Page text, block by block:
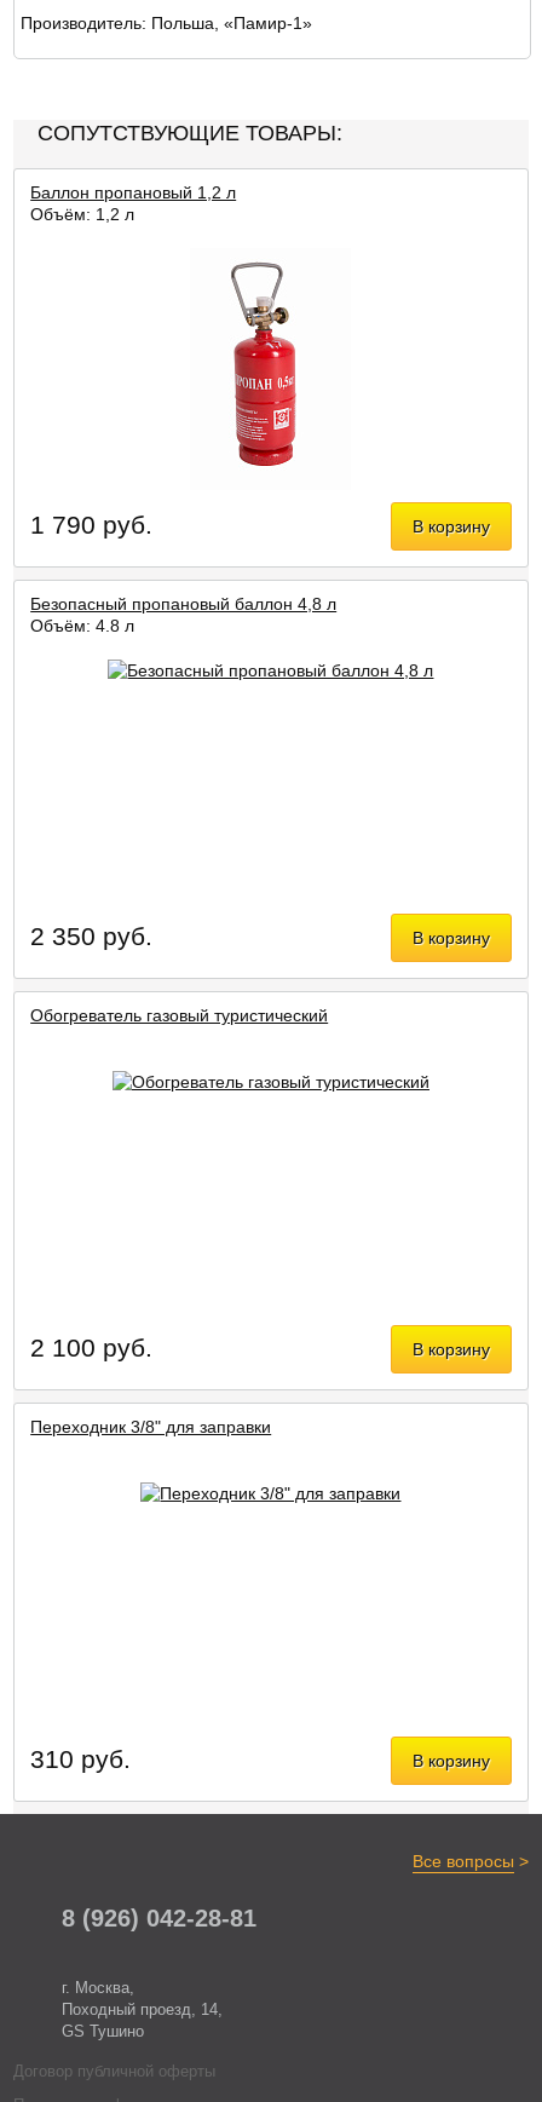
Производитель: Польша, «Памир-1»
СОПУТСТВУЮЩИЕ ТОВАРЫ:
Баллон пропановый 1,2 л
Объём: 1,2 л
В корзину
1 790 руб.
Безопасный пропановый баллон 4,8 л
Объём: 4.8 л
В корзину
2 350 руб.
Обогреватель газовый туристический
В корзину
2 100 руб.
Переходник 3/8" для заправки
В корзину
310 руб.
Все вопросы >
8 (926) 042-28-81
г. Москва,
Походный проезд, 14,
GS Тушино
Договор публичной оферты